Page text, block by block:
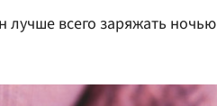
лучше всего заряжать ночью